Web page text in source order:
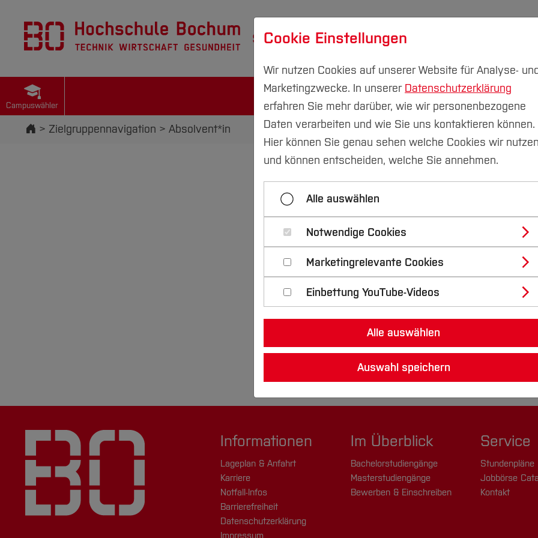
Studium Forschung & Transfer
Campuswähler
Startseite
Zielgruppennavigation Absolvent*in
Informationen
Lageplan & Anfahrt
Karriere
Notfall-Infos
Barrierefreiheit
Datenschutzerklärung
Impressum
Im Überblick
Bachelorstudiengänge
Masterstudiengänge
Bewerben & Einschreiben
Service
Stundenpläne
Jobbörse
Kontakt
Cookie Einstellungen
Wir nutzen Cookies auf unserer Website für Analyse-
Marketingzwecke. In unserer Datenschutzerklärung
erfahren Sie mehr darüber, wie wir personenbezogene
Daten verarbeiten und wie Sie uns kontaktieren können.
Hier können Sie genau sehen welche Cookies wir
und können entscheiden, welche Sie annehmen.
Alle auswählen
Notwendige Cookies
Marketingrelevante Cookies
Einbettung YouTube-Videos
Alle auswählen
Auswahl speichern